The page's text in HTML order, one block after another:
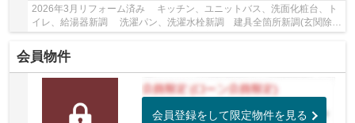
2026年3月リフォーム済み キッチン、ユニットバス、洗面化粧台、ト
イレ、給湯器新調 洗濯パン、洗濯水栓新調 建具全箇所新調(玄関除
く) フローリング上張り(LDK･全洋室･廊下) ...
会員物件
会員登録をして限定物件を見る